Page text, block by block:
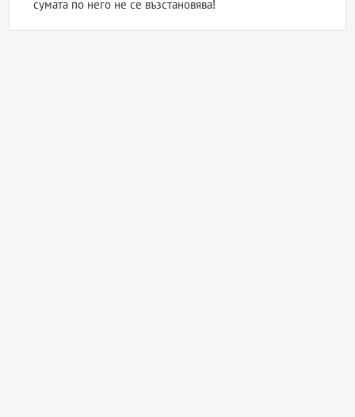
сумата по него не се възстановява!